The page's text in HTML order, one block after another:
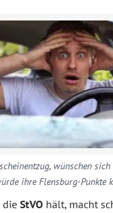
wünschen
ihre Flensburg-Punkte
die StVO hält, macht